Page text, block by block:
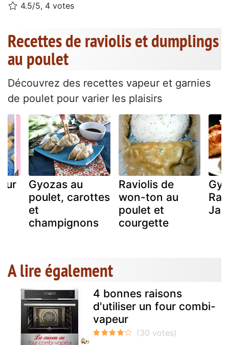
4.5/5, 4 votes
Recettes de raviolis et dumplings
au poulet
Découvrez des recettes vapeur et garnies
de poulet pour varier les plaisirs
Gyozas au
poulet, carottes
et
champignons
Raviolis de
won-ton au
poulet et
courgette
A lire également
4 bonnes raisons
d'utiliser un four combi-
vapeur